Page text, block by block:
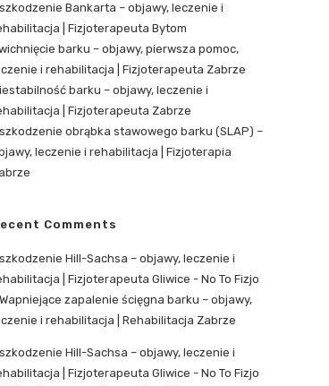
Bankarta – objawy, leczenie i
| Fizjoterapeuta Bytom
barku – objawy, pierwsza pomoc,
i rehabilitacja | Fizjoterapeuta Zabrze
barku – objawy, leczenie i
| Fizjoterapeuta Zabrze
obrąbka stawowego barku (SLAP) –
leczenie i rehabilitacja | Fizjoterapia
Comments
Hill-Sachsa – objawy, leczenie i
| Fizjoterapeuta Gliwice - No To Fizjo
Wapniejące zapalenie ścięgna barku – objawy,
i rehabilitacja | Rehabilitacja Zabrze
Hill-Sachsa – objawy, leczenie i
| Fizjoterapeuta Gliwice - No To Fizjo